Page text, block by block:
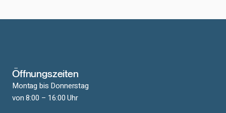
Öffnungszeiten
Montag bis Donnerstag
von 8:00 – 16:00 Uhr